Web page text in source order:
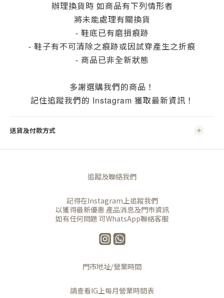
辦理換貨時 如商品有下列情形者
將未能處理有關換貨
- 鞋底已有磨損痕跡
- 鞋子有不可清除之痕跡或因試穿產生之折痕
- 商品已非全新狀態
多謝選購我們的商品！
記住追蹤我們的 Instagram 獲取最新資訊！
送貨及付款方式
追蹤及聯絡我們
記得在Instagram上追蹤我們
以獲得最新優惠 產品消息及門市資訊
如有任何問題 可WhatsApp聯絡客服
門市地址/營業時間
請查看IG上每月營業時間表